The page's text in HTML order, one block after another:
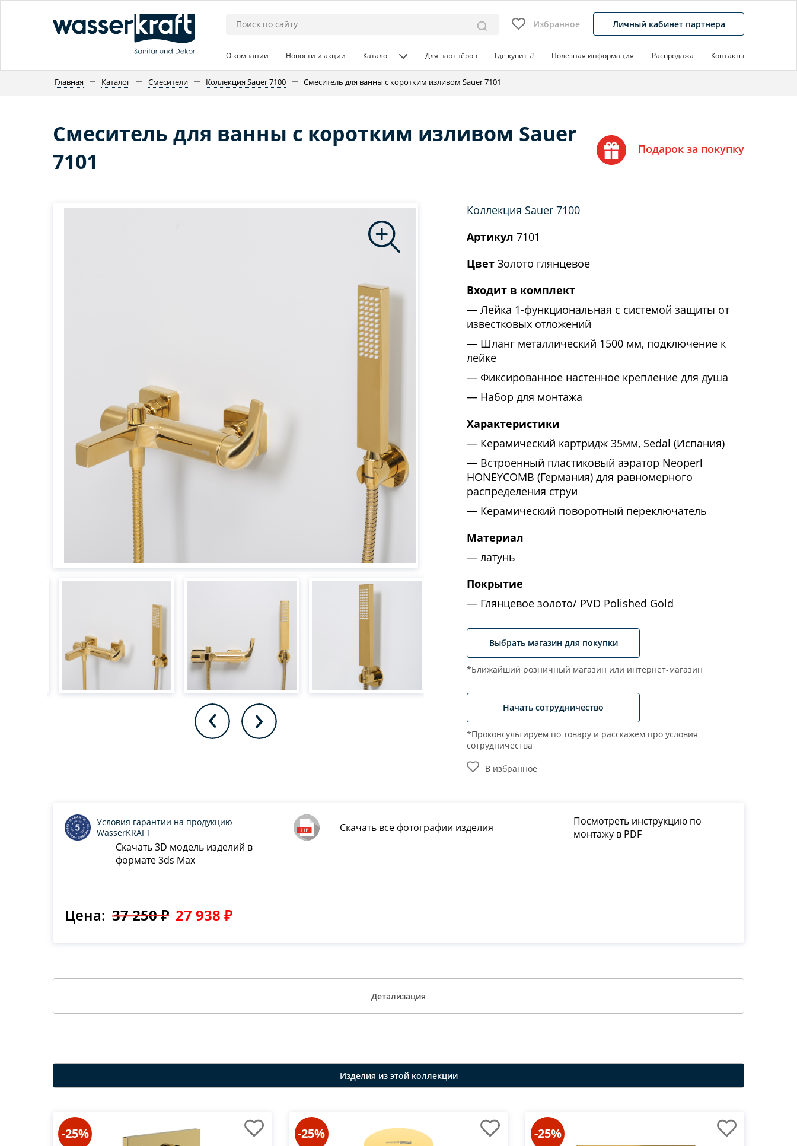
Избранное Личный кабинет партнера
О компании Новости и акции Каталог Для партнёров Где купить? Полезная информация Распродажа Контакты
Главная Каталог Смесители Коллекция Sauer 7100 Смеситель для ванны с коротким изливом Sauer 7101
Смеситель для ванны с коротким изливом Sauer
7101
Подарок за покупку
Коллекция Sauer 7100
Артикул 7101
Цвет Золото глянцевое
Входит в комплект
Лейка 1-функциональная с системой защиты от
известковых отложений
Шланг металлический 1500 мм, подключение к
лейке
Фиксированное настенное крепление для душа
Набор для монтажа
Характеристики
Керамический картридж 35мм, Sedal (Испания)
Встроенный пластиковый аэратор Neoperl
HONEYCOMB (Германия) для равномерного
распределения струи
Керамический поворотный переключатель
Материал
латунь
Покрытие
Глянцевое золото/ PVD Polished Gold
Выбрать магазин для покупки
*Ближайший розничный магазин или интернет-магазин
Начать сотрудничество
*Проконсультируем по товару и расскажем про условия
сотрудничества
В избранное
Скачать все фотографии изделия
Посмотреть инструкцию по
монтажу в PDF
Скачать 3D модель изделий в
формате 3ds Max
Условия гарантии на продукцию
WasserKRAFT
Цена: 37 250 ₽ 27 938 ₽
Детализация
Изделия из этой коллекции
-25% -25% -25%